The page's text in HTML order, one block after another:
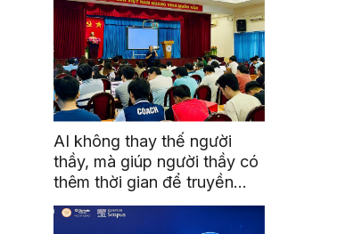
AI không thay thế người
thầy, mà giúp người thầy có
thêm thời gian để truyền
cảm hứng